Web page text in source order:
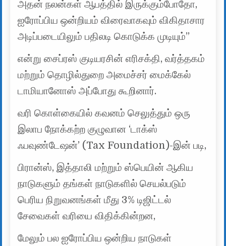
அதன் நலன்கள் ஆபத்தில் இருக்கும்போதோ,
ஐரோப்பிய ஒன்றியம் விரைவாகவும் விகிதாசார
அடிப்படையிலும் பதிலடி கொடுக்க முடியும்”
என்று சைப்ரஸ் குடியரசின் எரிசக்தி, வர்த்தகம்
மற்றும் தொழில்துறை அமைச்சர் மைக்கேல்
டாமியானோஸ் அப்போது கூறினார்.
வரி கொள்கையில் கவனம் செலுத்தும் ஒரு
இலாப நோக்கற்ற குழுவான ‘டாக்ஸ்
ஃபவுண்டேஷன்’ (Tax Foundation)-இன் படி,
பிரான்ஸ், இத்தாலி மற்றும் ஸ்பெயின் ஆகிய
நாடுகளும் தங்கள் நாடுகளில் செயல்படும்
பெரிய நிறுவனங்கள் மீது 3% டிஜிட்டல்
சேவைகள் வரியை விதிக்கின்றன,
மேலும் பல ஐரோப்பிய ஒன்றிய நாடுகள்